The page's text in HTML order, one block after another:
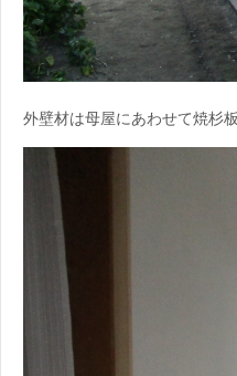
外壁材は母屋にあわせて焼杉